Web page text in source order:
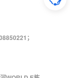
；